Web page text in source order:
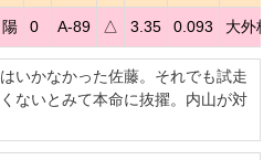
0 A-89 △ 3.35 0.093 大外
いかなかった佐藤。それでも試走
ないとみて本命に抜擢。内山が対